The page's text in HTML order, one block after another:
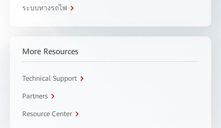
ระบบทางรถไฟ
More Resources
Technical Support
Partners
Resource Center